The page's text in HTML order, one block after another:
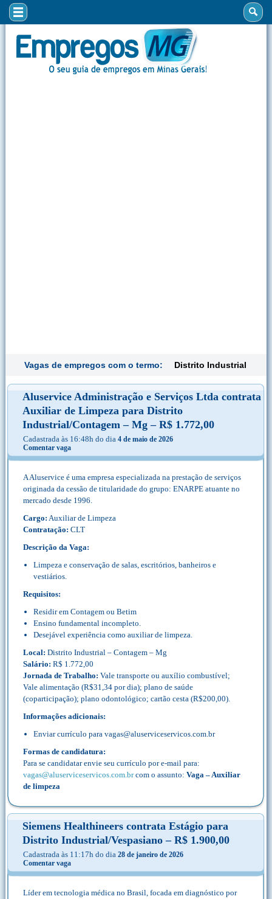
Vagas de empregos com o termo: Distrito Industrial
Aluservice Administração e Serviços Ltda contrata
Auxiliar de Limpeza para Distrito
Industrial/Contagem – Mg – R$ 1.772,00
Cadastrada às 16:48h do dia 4 de maio de 2026
Comentar vaga
A Aluservice é uma empresa especializada na prestação de serviços
originada da cessão de titularidade do grupo: ENARPE atuante no
mercado desde 1996.
Cargo: Auxiliar de Limpeza
Contratação: CLT
Descrição da Vaga:
Limpeza e conservação de salas, escritórios, banheiros e
vestiários.
Requisitos:
Residir em Contagem ou Betim
Ensino fundamental incompleto.
Desejável experiência como auxiliar de limpeza.
Local: Distrito Industrial – Contagem – Mg
Salário: R$ 1.772,00
Jornada de Trabalho: Vale transporte ou auxílio combustível;
Vale alimentação (R$31,34 por dia); plano de saúde
(coparticipação); plano odontológico; cartão cesta (R$200,00).
Informações adicionais:
Enviar currículo para vagas@aluserviceservicos.com.br
Formas de candidatura:
Para se candidatar envie seu currículo por e-mail para:
vagas@aluserviceservicos.com.brcom o assunto: Vaga – Auxiliar
de limpeza
Siemens Healthineers contrata Estágio para
Distrito Industrial/Vespasiano – R$ 1.900,00
Cadastrada às 11:17h do dia 28 de janeiro de 2026
Comentar vaga
Líder em tecnologia médica no Brasil, focada em diagnóstico por